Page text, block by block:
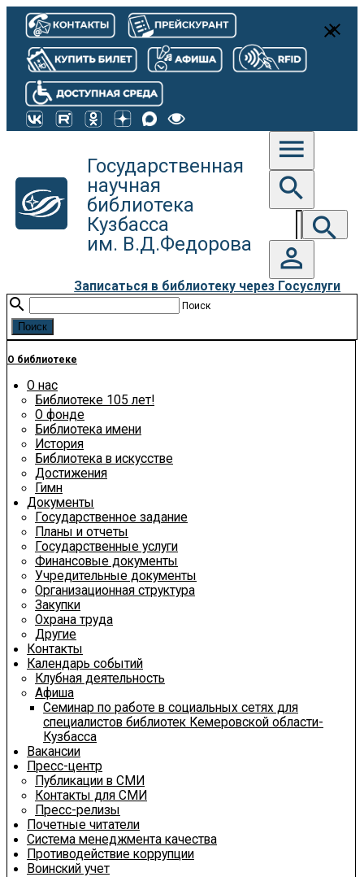
Государственная
научная
библиотека
Кузбасса
им. В.Д.Федорова
menu
search
search
person_outline
Записаться в библиотеку через Госуслуги
close
search Поиск
О библиотеке
О нас
Библиотеке 105 лет!
О фонде
Библиотека имени
История
Библиотека в искусстве
Достижения
Гимн
Документы
Государственное задание
Планы и отчеты
Государственные услуги
Финансовые документы
Учредительные документы
Организационная структура
Закупки
Охрана труда
Другие
Контакты
Календарь событий
Клубная деятельность
Афиша
Семинар по работе в социальных сетях для
специалистов библиотек Кемеровской области-
Кузбасса
Вакансии
Пресс-центр
Публикации в СМИ
Контакты для СМИ
Пресс-релизы
Почетные читатели
Система менеджмента качества
Противодействие коррупции
Воинский учет
close